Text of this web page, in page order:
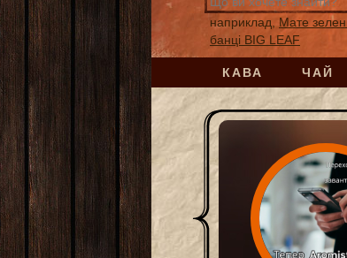
КАВА ЧАЙ
наприклад, Мате
банці BIG LEAF